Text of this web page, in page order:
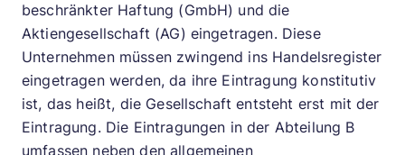
beschränkter Haftung (GmbH) und die
Aktiengesellschaft (AG) eingetragen. Diese
Unternehmen müssen zwingend ins Handelsregister
eingetragen werden, da ihre Eintragung konstitutiv
ist, das heißt, die Gesellschaft entsteht erst mit der
Eintragung. Die Eintragungen in der Abteilung B
umfassen neben den allgemeinen